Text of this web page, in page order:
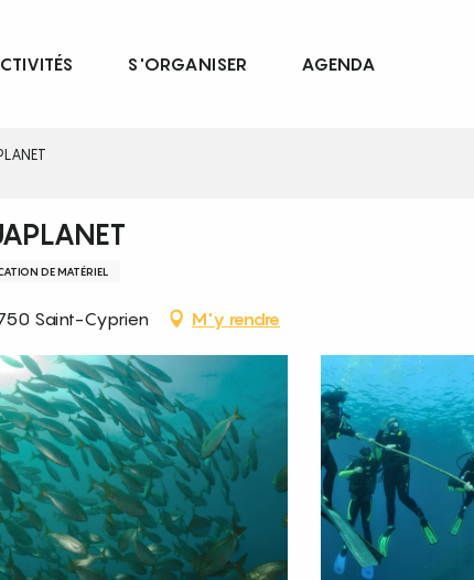
S'ORGANISER AGENDA
DE MATÉRIEL
Saint-Cyprien M'y rendre